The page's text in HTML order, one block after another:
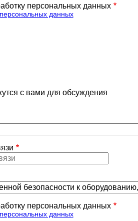
персональных данных
данных
с вами для обсуждения
персональных данных
данных